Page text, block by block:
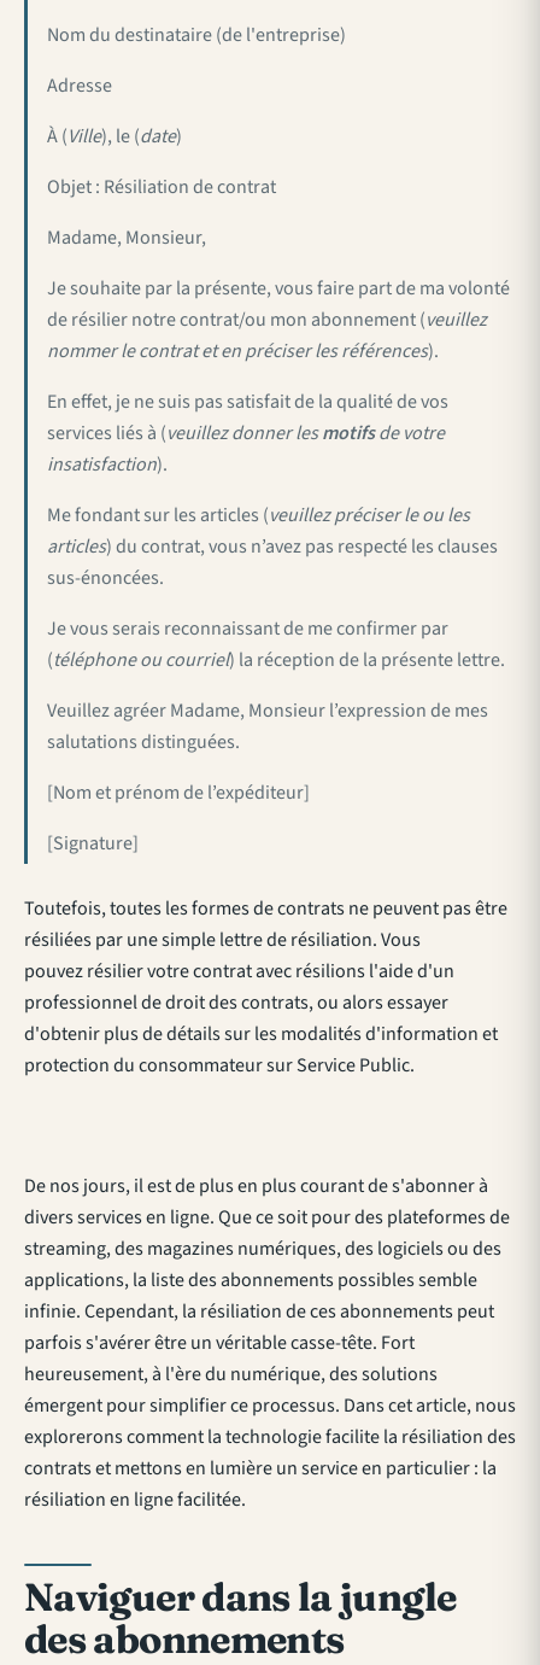
Nom du destinataire (de l'entreprise)
Adresse
À (Ville), le (date)
Objet : Résiliation de contrat
Madame, Monsieur,
Je souhaite par la présente, vous faire part de ma volonté
de résilier notre contrat/ou mon abonnement (veuillez
nommer le contrat et en préciser les références).
En effet, je ne suis pas satisfait de la qualité de vos
services liés à (veuillez donner lesmotifsde votre
insatisfaction).
Me fondant sur les articles (veuillez préciser le ou les
articles) du contrat, vous n’avez pas respecté les clauses
sus-énoncées.
Je vous serais reconnaissant de me confirmer par
(téléphone ou courriel) la réception de la présente lettre.
Veuillez agréer Madame, Monsieur l’expression de mes
salutations distinguées.
[Nom et prénom de l’expéditeur]
[Signature]
Toutefois, toutes les formes de contrats ne peuvent pas être
résiliées par une simple lettre de résiliation. Vous
pouvez résilier votre contrat avec résilions l'aide d'un
professionnel de droit des contrats, ou alors essayer
d'obtenir plus de détails sur les modalités d'information et
protection du consommateur surService Public.
De nos jours, il est de plus en plus courant de s'abonner à
divers services en ligne. Que ce soit pour des plateformes de
streaming, des magazines numériques, des logiciels ou des
applications, la liste des abonnements possibles semble
infinie. Cependant, la résiliation de ces abonnements peut
parfois s'avérer être un véritable casse-tête. Fort
heureusement, à l'ère du numérique, des solutions
émergent pour simplifier ce processus. Dans cet article, nous
explorerons comment la technologie facilite la résiliation des
contrats et mettons en lumière un service en particulier : la
résiliation en ligne facilitée.
Naviguer dans la jungle
des abonnements